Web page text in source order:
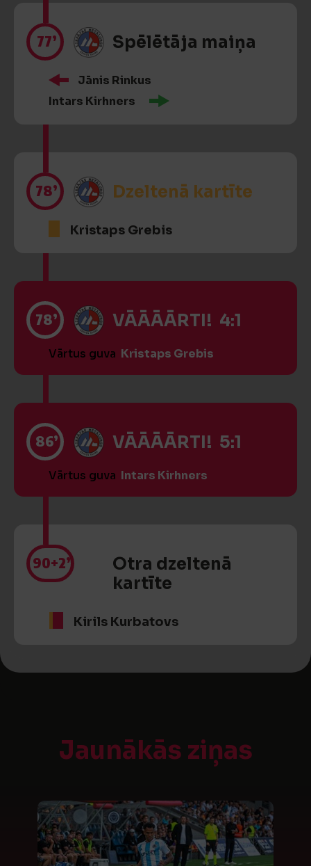
77’ Spēlētāja maiņa
Jānis Rinkus
Intars Kirhners
78’ Dzeltenā kartīte
Kristaps Grebis
78’ VĀĀĀĀRTI! 4:1
Vārtus guva Kristaps Grebis
86’ VĀĀĀĀRTI! 5:1
Vārtus guva Intars Kirhners
90+2’
Otra dzeltenā
kartīte
Kirils Kurbatovs
Jaunākās ziņas